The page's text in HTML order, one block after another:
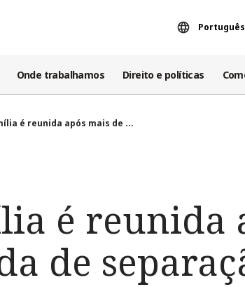
Português
Onde trabalhamos Direito e políticas
é reunida após mais de ...
é reunida
de